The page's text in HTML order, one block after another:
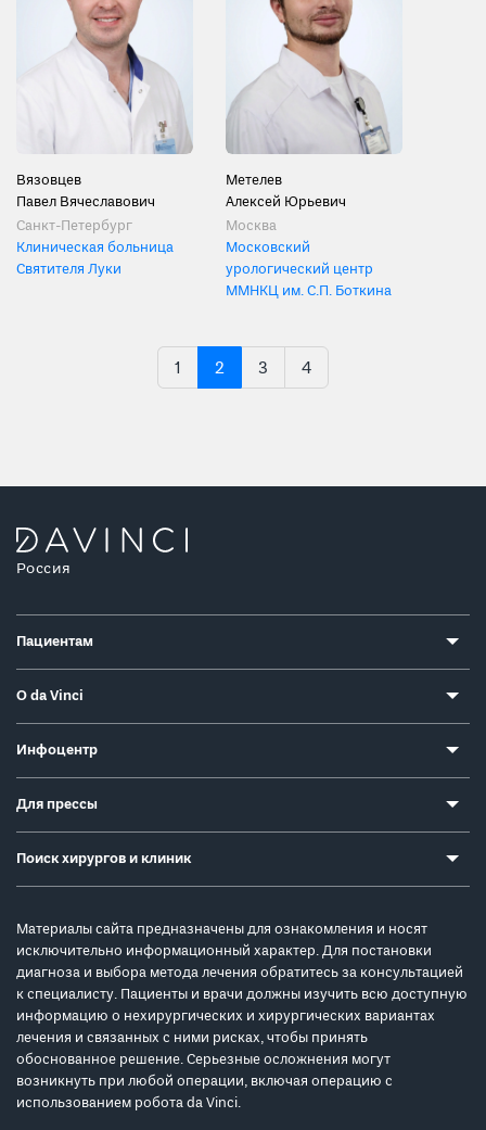
Вязовцев
Павел Вячеславович
Санкт-Петербург
Клиническая больница
Святителя Луки
Метелев
Алексей Юрьевич
Москва
Московский
урологический центр
ММНКЦ им. С.П. Боткина
1 2 3 4
Россия
Пациентам
О da Vinci
Инфоцентр
Для прессы
Поиск хирургов и клиник
Материалы сайта предназначены для ознакомления и носят
исключительно информационный характер. Для постановки
диагноза и выбора метода лечения обратитесь за консультацией
к специалисту. Пациенты и врачи должны изучить всю доступную
информацию о нехирургических и хирургических вариантах
лечения и связанных с ними рисках, чтобы принять
обоснованное решение. Серьезные осложнения могут
возникнуть при любой операции, включая операцию с
использованием робота da Vinci.